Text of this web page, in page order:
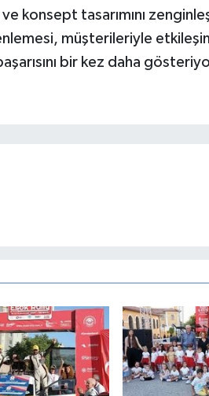
konsept tasarımını
müşterileriyle
bir kez daha